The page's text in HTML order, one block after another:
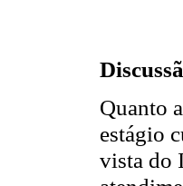
Quanto
estágio
vista do